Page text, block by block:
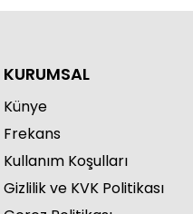
KURUMSAL
Künye
Frekans
Kullanım Koşulları
Gizlilik ve KVK Politikası